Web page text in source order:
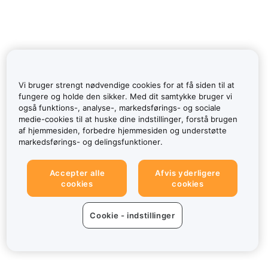
Vi bruger strengt nødvendige cookies for at få siden til at
fungere og holde den sikker. Med dit samtykke bruger vi
også funktions-, analyse-, markedsførings- og sociale
medie-cookies til at huske dine indstillinger, forstå brugen
af hjemmesiden, forbedre hjemmesiden og understøtte
markedsførings- og delingsfunktioner.
Accepter alle
cookies
Afvis yderligere
cookies
Cookie - indstillinger